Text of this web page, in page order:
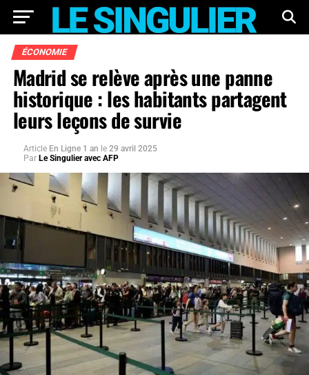
ÉCONOMIE
Madrid se relève après une panne
historique : les habitants partagent
leurs leçons de survie
Article En Ligne 1 an le 29 avril 2025
Par Le Singulier avec AFP